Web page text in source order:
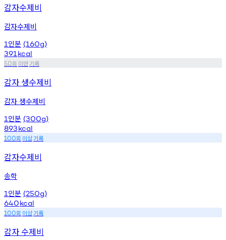
감자수제비
감자수제비
1 인분 (160g)
391 kcal
50회 미만기록
감자 생수제비
감자 생수제비
1 인분 (300g)
893kcal
100회 이상기록
감자수제비
송학
1 인분 (250g)
640kcal
100회 이상기록
감자 수제비